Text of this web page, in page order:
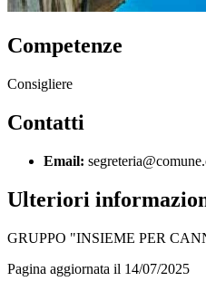
Competenze
Consigliere
Contatti
Email:
Ulteriori
GRUPPO "INSIEME PER
Pagina aggiornata il 14/07/2025